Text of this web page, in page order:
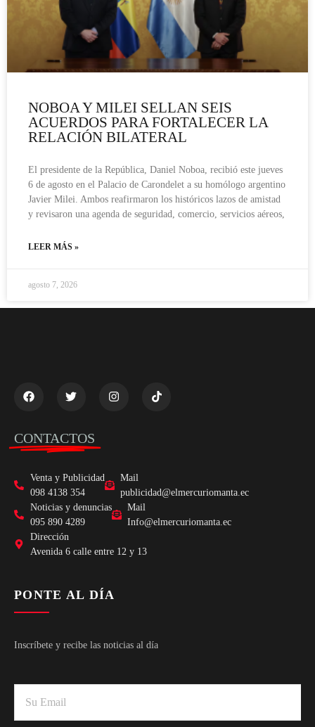
NOBOA Y MILEI SELLAN SEIS
ACUERDOS PARA FORTALECER LA
RELACIÓN BILATERAL
El presidente de la República, Daniel Noboa, recibió este jueves
6 de agosto en el Palacio de Carondelet a su homólogo argentino
Javier Milei. Ambos reafirmaron los históricos lazos de amistad
y revisaron una agenda de seguridad, comercio, servicios aéreos,
LEER MÁS »
agosto 7, 2026
CONTACTOS
Venta y Publicidad
098 4138 354
Mail
publicidad@elmercuriomanta.ec
Noticias y denuncias
095 890 4289
Mail
Info@elmercuriomanta.ec
Dirección
Avenida 6 calle entre 12 y 13
PONTE AL DÍA
Inscríbete y recibe las noticias al día